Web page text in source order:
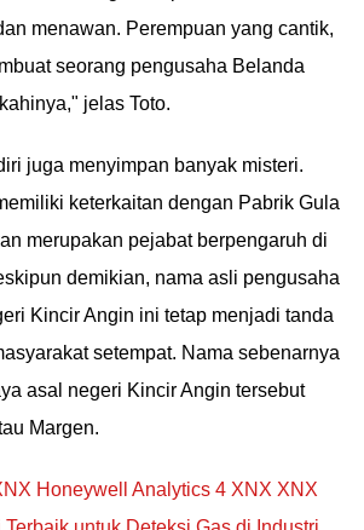
menawan. Perempuan yang cantik,
seorang pengusaha Belanda
jelas Toto.
juga menyimpan banyak misteri.
keterkaitan dengan Pabrik Gula
merupakan pejabat berpengaruh di
demikian, nama asli pengusaha
Kincir Angin ini tetap menjadi tanda
setempat. Nama sebenarnya
asal negeri Kincir Angin tersebut
Margen.
Honeywell Analytics 4 XNX XNX